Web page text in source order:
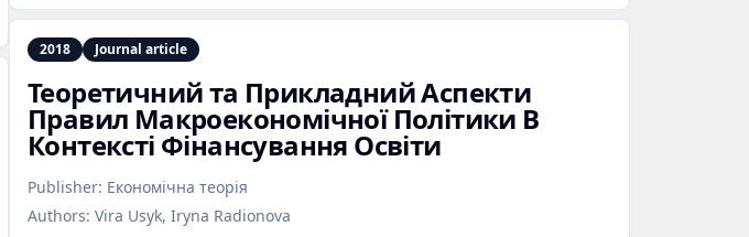
2018 Journal article
Теоретичний та Прикладний Аспекти
Правил Макроекономічної Політики В
Контексті Фінансування Освіти
Publisher: Економічна теорія
Authors: Vira Usyk, Iryna Radionova